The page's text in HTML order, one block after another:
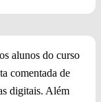
alunos do curso
comentada de
digitais. Além